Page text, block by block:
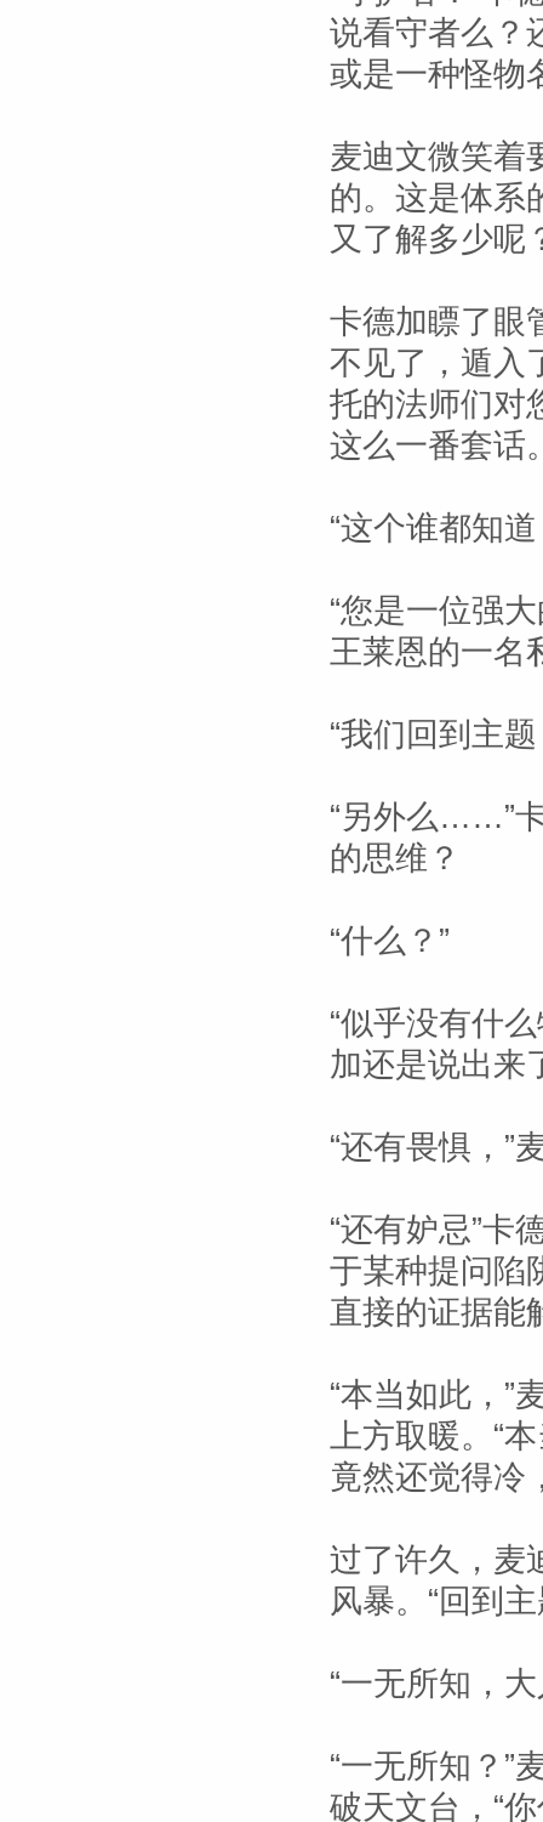
说看守者么？
或是一种怪物
麦迪文微笑着
的。这是体系
又了解多少呢
卡德加瞟了眼
不见了，遁入
托的法师们对
这么一番套话
“这个谁都知
“您是一位强
王莱恩的一名
“我们回到主
“另外么……”
的思维？
“什么？”
“似乎没有什
加还是说出来
“还有畏惧，”
“还有妒忌”卡
于某种提问陷
直接的证据能
“本当如此，”
上方取暖。“
竟然还觉得冷
过了许久，麦
风暴。“回到
“一无所知，
“一无所知？”
破天文台，“